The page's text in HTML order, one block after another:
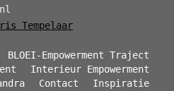
Tempelaar
BLOEI-Empowerment Traject
Interieur Empowerment
Contact Inspiratie